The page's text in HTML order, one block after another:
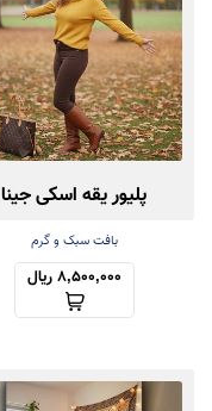
پلیور یقه اسکی جینا
بافت سبک و گرم
8,500,000 ریال